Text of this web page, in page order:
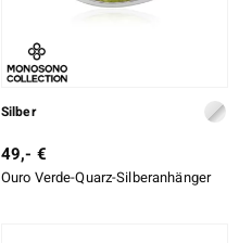
Silber
49,- €
Ouro Verde-Quarz-Silberanhänger